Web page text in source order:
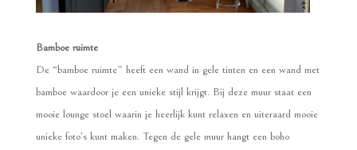
Bamboe ruimte
De “bamboe ruimte” heeft een wand in gele tinten en een wand met
bamboe waardoor je een unieke stijl krijgt. Bij deze muur staat een
mooie lounge stoel waarin je heerlijk kunt relaxen en uiteraard mooie
unieke foto’s kunt maken. Tegen de gele muur hangt een boho